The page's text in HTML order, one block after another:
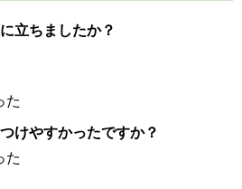
立ちましたか？
た
けやすかったですか？
た